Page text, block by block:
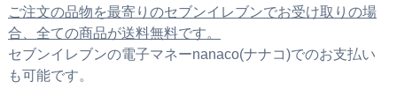
ご注文の品物を最寄りのセブンイレブンでお受け取りの場
合、全ての商品が送料無料です。
セブンイレブンの電子マネーnanaco(ナナコ)でのお支払い
も可能です。